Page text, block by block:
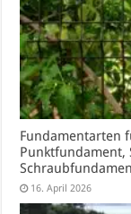
Fundamentarten
16. April 2026